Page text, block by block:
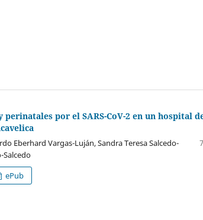
por el SARS-CoV-2 en un hospital
Eberhard Vargas-Luján, Sandra Teresa Salcedo-
Salcedo
ePub